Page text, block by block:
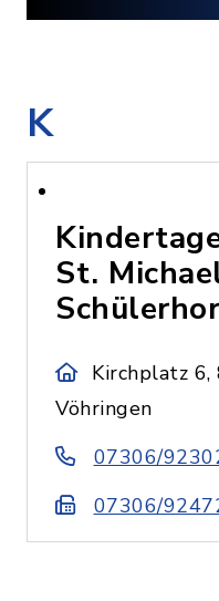
K
St.
Kirchplatz 6,
Vöhringen
07306/
07306/